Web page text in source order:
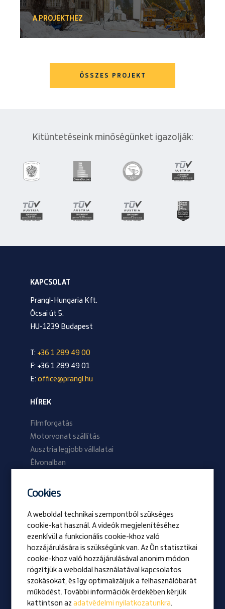
A PROJEKTHEZ
ÖSSZES PROJEKT
Kitüntetéseink minőségünket igazolják:
KAPCSOLAT
Prangl-Hungaria Kft.
Ócsai út 5.
HU-1239 Budapest
T: +36 1 289 49 00
F: +36 1 289 49 01
E: office@prangl.hu
HÍREK
Filmforgatás
Motorvonat szállítás
Ausztria legjobb vállalatai
Élvonalban
2023/02 lapszám
Nyitott pozíciók
Kitüntetés
Családi vállalkozás
Hírek
Cookies
A weboldal technikai szempontból szükséges
cookie-kat használ. A videók megjelenítéséhez
ezenkívül a funkcionális cookie-khoz való
hozzájárulására is szükségünk van. Az Ön statisztikai
cookie-khoz való hozzájárulásával anonim módon
rögzítjük a weboldal használatával kapcsolatos
szokásokat, és így optimalizáljuk a felhasználóbarát
működést. További információk érdekében kérjük
kattintson azadatvédelmi nyilatkozatunkra.